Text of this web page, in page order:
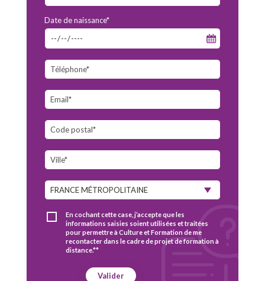
Date de naissance*
En cochant cette case, j’accepte que les
informations saisies soient utilisées et traitées
pour permettre à Culture et Formation de me
recontacter dans le cadre de projet de formation à
distance.**
Valider